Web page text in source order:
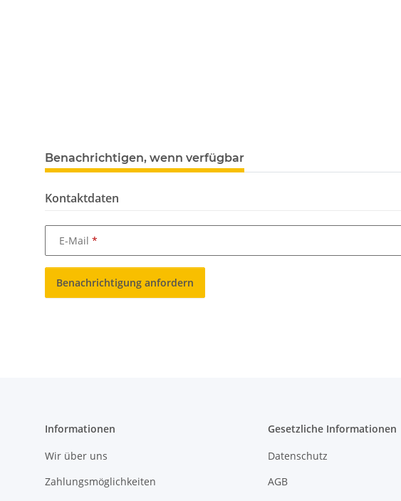
Benachrichtigen, wenn verfügbar
Kontaktdaten
E-Mail
Benachrichtigung anfordern
Informationen
Wir über uns
Zahlungsmöglichkeiten
Gesetzliche Informationen
Datenschutz
AGB